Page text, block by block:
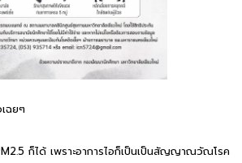
ฉยๆ
ก็ได้ เพราะอาการไอก็เป็นเป็นสัญญาณวัณโรค